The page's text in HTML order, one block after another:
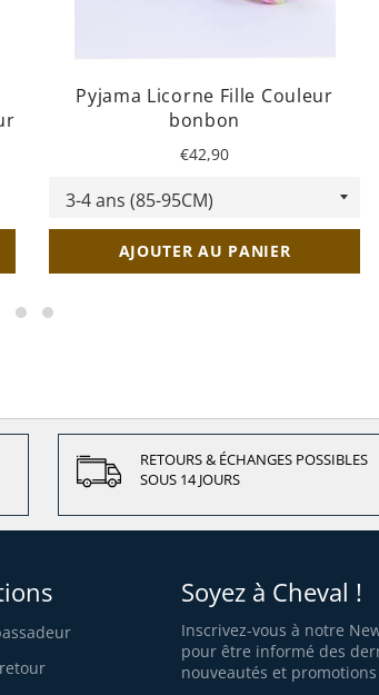
Pyjama Licorne Fille Couleur
bonbon
Prix
€42,90
AJOUTER AU PANIER
RETOURS & ÉCHANGES POSSIBLES
SOUS 14 JOURS
Soyez à Cheval !
Inscrivez-vous à notre
pour être informé des
nouveautés et promotions